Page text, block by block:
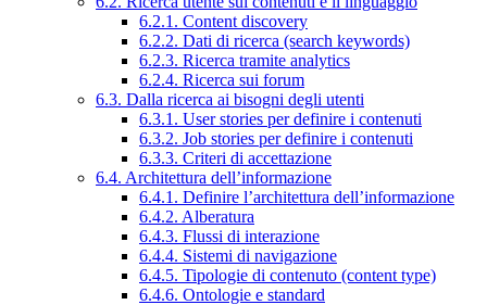
6.2.1. Content discovery
6.2.2. Dati di ricerca (search keywords)
6.2.3. Ricerca tramite analytics
6.2.4. Ricerca sui forum
6.3. Dalla ricerca ai bisogni degli utenti
6.3.1. User stories per definire i contenuti
6.3.2. Job stories per definire i contenuti
6.3.3. Criteri di accettazione
6.4. Architettura dell’informazione
6.4.1. Definire l’architettura dell’informazione
6.4.2. Alberatura
6.4.3. Flussi di interazione
6.4.4. Sistemi di navigazione
6.4.5. Tipologie di contenuto (content type)
6.4.6. Ontologie e standard